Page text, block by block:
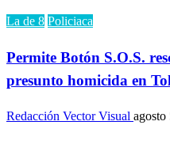
La de 8 Policiaca
Permite Botón S.O.S.
presunto homicida en
Redacción Vector Visual agosto